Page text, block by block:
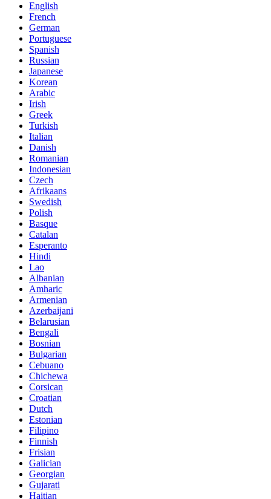
English
French
German
Portuguese
Spanish
Russian
Japanese
Korean
Arabic
Irish
Greek
Turkish
Italian
Danish
Romanian
Indonesian
Czech
Afrikaans
Swedish
Polish
Basque
Catalan
Esperanto
Hindi
Lao
Albanian
Amharic
Armenian
Azerbaijani
Belarusian
Bengali
Bosnian
Bulgarian
Cebuano
Chichewa
Corsican
Croatian
Dutch
Estonian
Filipino
Finnish
Frisian
Galician
Georgian
Gujarati
Haitian